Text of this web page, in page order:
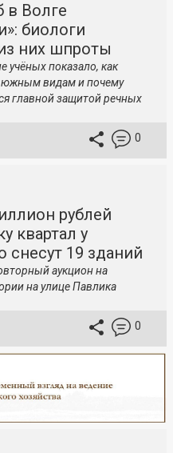
в Волге
биологи
них шпроты
учёных показало, как
южным видам и почему
главной защитой речных
0
рублей
квартал у
снесут 19 зданий
аукцион на
на улице Павлика
0